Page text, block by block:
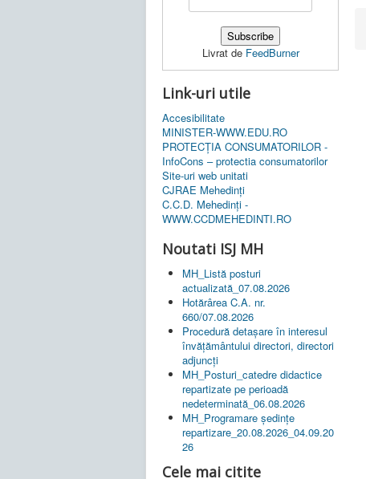
Livrat de FeedBurner
Link-uri utile
Accesibilitate
MINISTER-WWW.EDU.RO
PROTECȚIA CONSUMATORILOR -
InfoCons – protectia consumatorilor
Site-uri web unitati
CJRAE Mehedinți
C.C.D. Mehedinţi -
WWW.CCDMEHEDINTI.RO
Noutati ISJ MH
MH_Listă posturi
actualizată_07.08.2026
Hotărârea C.A. nr.
660/07.08.2026
Procedură detașare în interesul
învățământului directori, directori
adjuncți
MH_Posturi_catedre didactice
repartizate pe perioadă
nedeterminată_06.08.2026
MH_Programare ședințe
repartizare_20.08.2026_04.09.20
26
Cele mai citite